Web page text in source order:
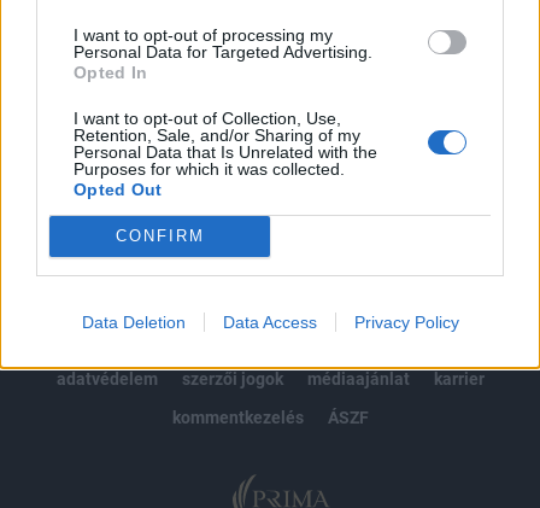
I want to opt-out of processing my
Personal Data for Targeted Advertising.
Opted In
I want to opt-out of Collection, Use,
Retention, Sale, and/or Sharing of my
Personal Data that Is Unrelated with the
Purposes for which it was collected.
Opted Out
CONFIRM
Data Deletion Data Access Privacy Policy
Előfizetés
MÁR ELŐFIZETŐNK VAGY?BEJELENTKEZÉS
adatvédelem
szerzői jogok médiaajánlat
karrier
kommentkezelés
ÁSZF